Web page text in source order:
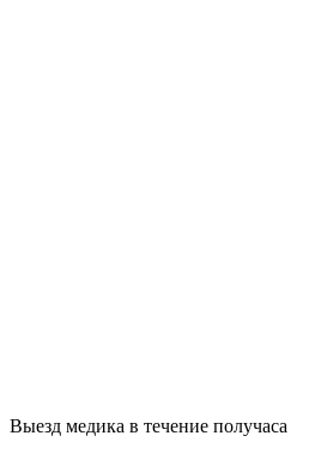
Выезд медика в течение получаса